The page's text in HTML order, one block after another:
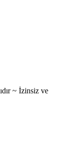
~ İzinsiz ve